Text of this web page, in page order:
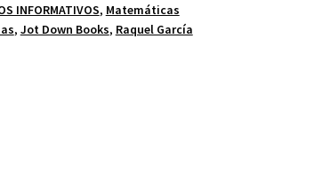
INFORMATIVOS, Matemáticas
, Jot Down Books, Raquel García